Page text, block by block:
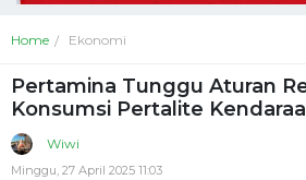
Home Ekonomi
Pertamina Tunggu Aturan
Konsumsi Pertalite
Wiwi
Minggu, 27 April 2025 11:03